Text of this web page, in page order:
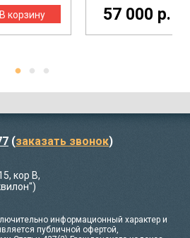
57 000 р.
(заказать звонок)
кор В,
информационный характер и
публичной офертой,